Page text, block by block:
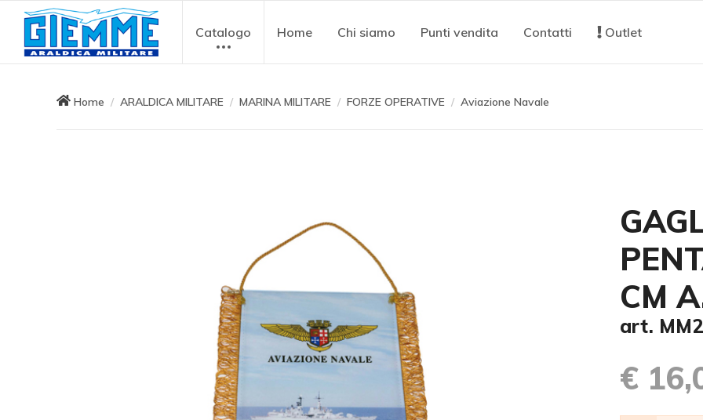
Catalogo Home Chi siamo Punti vendita Contatti Outlet
Home ARALDICA MILITARE MARINA MILITARE FORZE OPERATIVE Aviazione Navale
CM
art.
€